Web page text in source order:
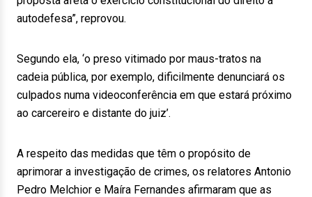
autodefesa”, reprovou.
Segundo ela, ‘o preso vitimado por maus-tratos na
cadeia pública, por exemplo, dificilmente denunciará os
culpados numa videoconferência em que estará próximo
ao carcereiro e distante do juiz’.
A respeito das medidas que têm o propósito de
aprimorar a investigação de crimes, os relatores Antonio
Pedro Melchior e Maíra Fernandes afirmaram que as